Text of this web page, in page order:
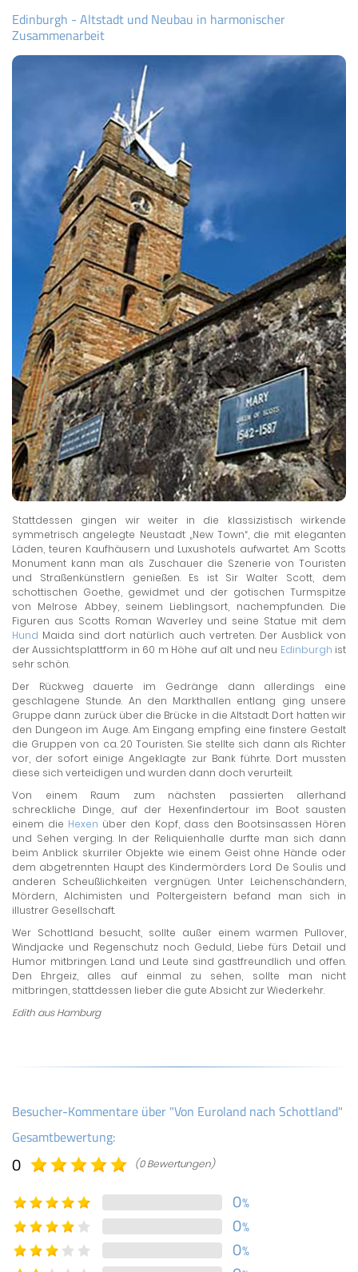
Edinburgh - Altstadt und Neubau in harmonischer
Zusammenarbeit
Stattdessen gingen wir weiter in die klassizistisch wirkende
symmetrisch angelegte Neustadt „New Town“, die mit eleganten
Läden, teuren Kaufhäusern und Luxushotels aufwartet. Am Scotts
Monument kann man als Zuschauer die Szenerie von Touristen
und Straßenkünstlern genießen. Es ist Sir Walter Scott, dem
schottischen Goethe, gewidmet und der gotischen Turmspitze
von Melrose Abbey, seinem Lieblingsort, nachempfunden. Die
Figuren aus Scotts Roman Waverley und seine Statue mit dem
Hund Maida sind dort natürlich auch vertreten. Der Ausblick von
der Aussichtsplattform in 60 m Höhe auf alt und neu Edinburgh ist
sehr schön.
Der Rückweg dauerte im Gedränge dann allerdings eine
geschlagene Stunde. An den Markthallen entlang ging unsere
Gruppe dann zurück über die Brücke in die Altstadt. Dort hatten wir
den Dungeon im Auge. Am Eingang empfing eine finstere Gestalt
die Gruppen von ca. 20 Touristen. Sie stellte sich dann als Richter
vor, der sofort einige Angeklagte zur Bank führte. Dort mussten
diese sich verteidigen und wurden dann doch verurteilt.
Von einem Raum zum nächsten passierten allerhand
schreckliche Dinge, auf der Hexenfindertour im Boot sausten
einem die Hexen über den Kopf, dass den Bootsinsassen Hören
und Sehen verging. In der Reliquienhalle durfte man sich dann
beim Anblick skurriler Objekte wie einem Geist ohne Hände oder
dem abgetrennten Haupt des Kindermörders Lord De Soulis und
anderen Scheußlichkeiten vergnügen. Unter Leichenschändern,
Mördern, Alchimisten und Poltergeistern befand man sich in
illustrer Gesellschaft.
Wer Schottland besucht, sollte außer einem warmen Pullover,
Windjacke und Regenschutz noch Geduld, Liebe fürs Detail und
Humor mitbringen. Land und Leute sind gastfreundlich und offen.
Den Ehrgeiz, alles auf einmal zu sehen, sollte man nicht
mitbringen, stattdessen lieber die gute Absicht zur Wiederkehr.
Edith aus Hamburg
Besucher-Kommentare über "Von Euroland nach Schottland"
Gesamtbewertung:
0 (0 Bewertungen)
0%
0%
0%